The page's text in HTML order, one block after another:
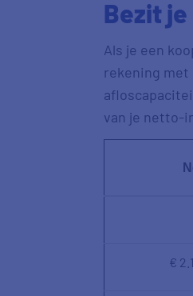
Bezit
Als je een
rekening
van je netto-
€